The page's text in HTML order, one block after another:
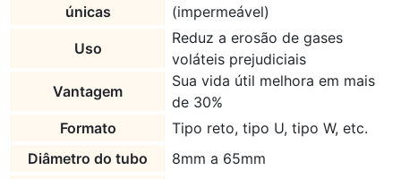
únicas
(impermeável)
Uso
Reduz a erosão de gases
voláteis prejudiciais
Vantagem
Sua vida útil melhora em mais
de 30%
Formato
Tipo reto, tipo U, tipo W, etc.
Diâmetro do tubo
8mm a 65mm